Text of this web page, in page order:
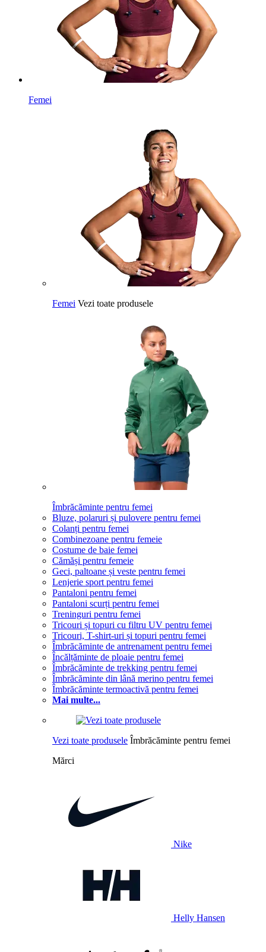
Femei
Femei Vezi toate produsele
Îmbrăcăminte pentru femei
Bluze, polaruri și pulovere pentru femei
Colanți pentru femei
Combinezoane pentru femeie
Costume de baie femei
Cămăși pentru femeie
Geci, paltoane și veste pentru femei
Lenjerie sport pentru femei
Pantaloni pentru femei
Pantaloni scurți pentru femei
Treninguri pentru femei
Tricouri și topuri cu filtru UV pentru femei
Tricouri, T-shirt-uri și topuri pentru femei
Îmbrăcăminte de antrenament pentru femei
Încălțăminte de ploaie pentru femei
Îmbrăcăminte de trekking pentru femei
Îmbrăcăminte din lână merino pentru femei
Îmbrăcăminte termoactivă pentru femei
Mai multe...
Vezi toate produsele Îmbrăcăminte pentru femei
Mărci
Nike
Helly Hansen